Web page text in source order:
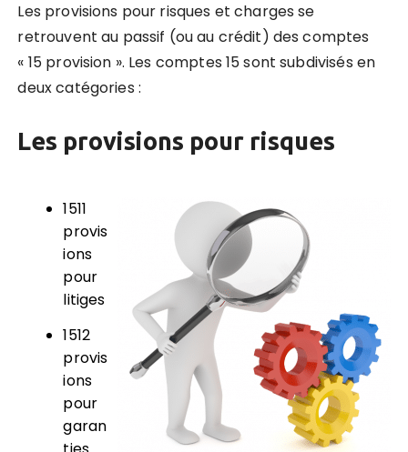
Les provisions pour risques et charges se
retrouvent au passif (ou au crédit) des comptes
« 15 provision ». Les comptes 15 sont subdivisés en
deux catégories :
Les provisions pour risques
1511
provis
ions
pour
litiges
1512
provis
ions
pour
garan